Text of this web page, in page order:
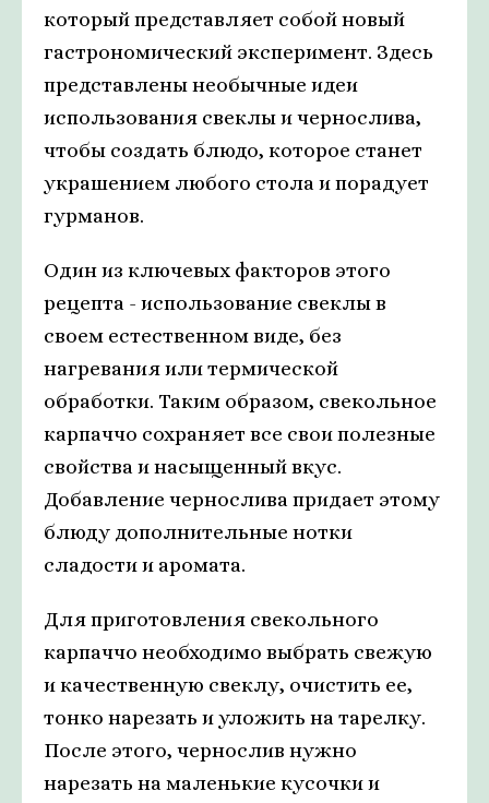
который представляет собой новый
гастрономический эксперимент. Здесь
представлены необычные идеи
использования свеклы и чернослива,
чтобы создать блюдо, которое станет
украшением любого стола и порадует
гурманов.
Один из ключевых факторов этого
рецепта - использование свеклы в
своем естественном виде, без
нагревания или термической
обработки. Таким образом, свекольное
карпаччо сохраняет все свои полезные
свойства и насыщенный вкус.
Добавление чернослива придает этому
блюду дополнительные нотки
сладости и аромата.
Для приготовления свекольного
карпаччо необходимо выбрать свежую
и качественную свеклу, очистить ее,
тонко нарезать и уложить на тарелку.
После этого, чернослив нужно
нарезать на маленькие кусочки и